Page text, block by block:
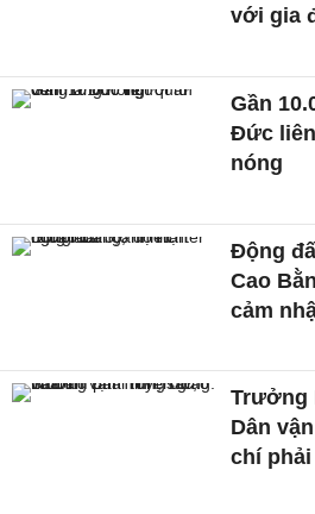
với gia
Gần
Đức
nóng
Động
Cao
cảm
Trưởng
Dân
chí